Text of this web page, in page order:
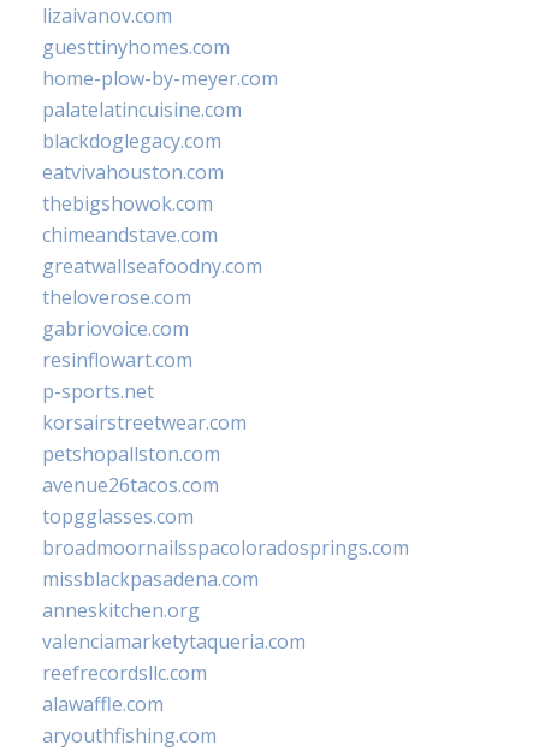
lizaivanov.com
guesttinyhomes.com
home-plow-by-meyer.com
palatelatincuisine.com
blackdoglegacy.com
eatvivahouston.com
thebigshowok.com
chimeandstave.com
greatwallseafoodny.com
theloverose.com
gabriovoice.com
resinflowart.com
p-sports.net
korsairstreetwear.com
petshopallston.com
avenue26tacos.com
topgglasses.com
broadmoornailsspacoloradosprings.com
missblackpasadena.com
anneskitchen.org
valenciamarketytaqueria.com
reefrecordsllc.com
alawaffle.com
aryouthfishing.com